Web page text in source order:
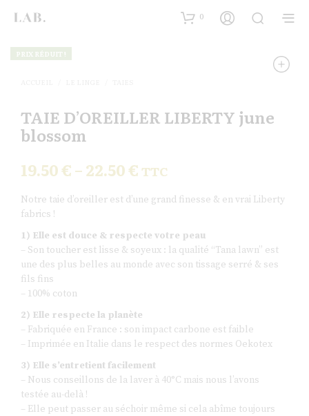
0
PRIX RÉDUIT !
TAIE D’OREILLER LIBERTY june
blossom
19.50€–22.50€TTC
Notre taie d’oreiller est d’une grand finesse & en vrai Liberty
fabrics !
1) Elle est douce & respecte votre peau
– Son toucher est lisse & soyeux : la qualité “Tana lawn” est
une des plus belles au monde avec son tissage serré & ses
fils fins
– 100% coton
2) Elle respecte la planète
– Fabriquée en France : son impact carbone est faible
– Imprimée en Italie dans le respect des normes Oekotex
3) Elle s’entretient facilement
– Nous conseillons de la laver à 40°C mais nous l’avons
testée au-delà !
– Elle peut passer au séchoir même si cela abîme toujours